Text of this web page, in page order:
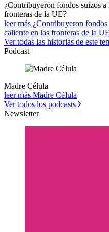
¿Contribuyeron fondos suizos
fronteras de la UE?
leer más ¿Contribuyeron
caliente en las fronteras de la
Ver todas las historias de este
Pódcast
Madre Célula
leer más Madre Célula
Ver todos los podcasts
Newsletter